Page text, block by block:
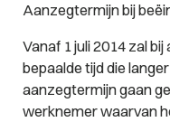
Aanzegtermijn bij
Vanaf 1 juli 2014 zal
bepaalde tijd die
aanzegtermijn gaan
werknemer waarvan